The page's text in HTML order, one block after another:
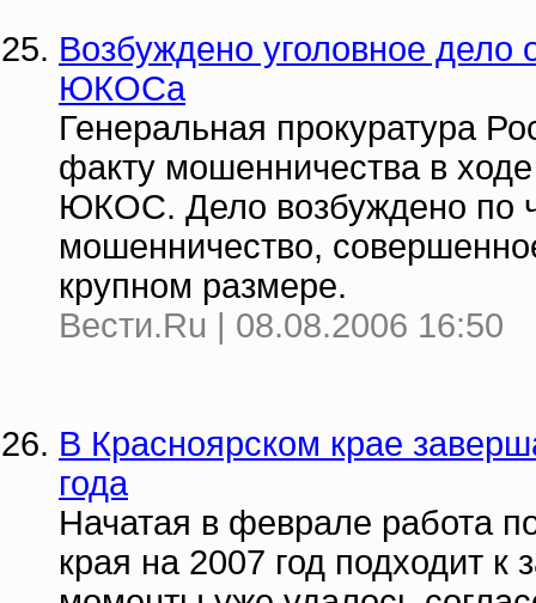
Возбуждено уголовное дело
ЮКОСа
Генеральная прокуратура
факту мошенничества в
ЮКОС. Дело возбуждено по
мошенничество,
крупном размере.
Вести.Ru | 08.08.2006 16:50
В Красноярском крае
года
Начатая в феврале работа
края на 2007 год подходит